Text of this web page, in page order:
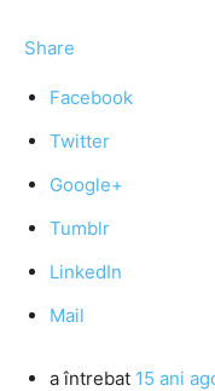
Share
Facebook
Twitter
Google+
Tumblr
LinkedIn
Mail
a întrebat 15 ani